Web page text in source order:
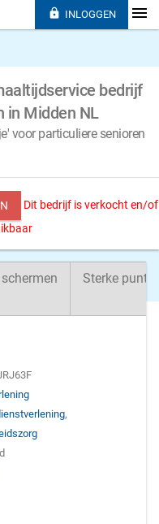
bedrijf
in Midden NL
voor particuliere senioren
Dit bedrijf is verkocht en/of
Sterke
,
 INLOGGEN